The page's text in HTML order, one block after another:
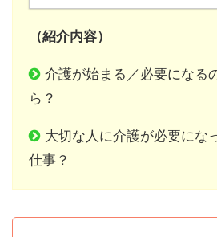
（紹介内容）
介護が始まる／必要になる
ら？
大切な人に介護が必要にな
仕事？